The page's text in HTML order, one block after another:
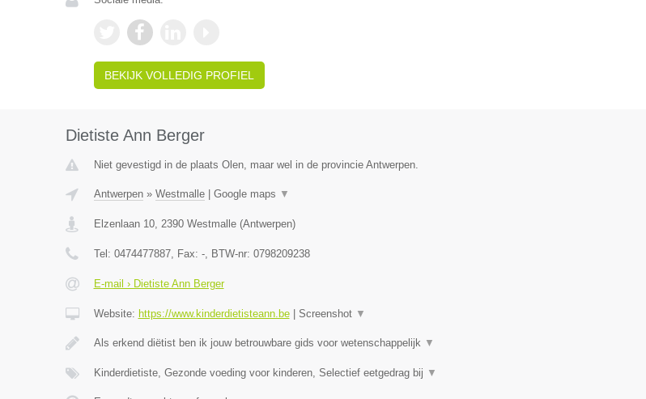
BEKIJK VOLLEDIG PROFIEL
Dietiste Ann Berger
Niet gevestigd in de plaats Olen, maar wel in de provincie Antwerpen.
Antwerpen» Westmalle| Google maps ▼
Elzenlaan 10, 2390 Westmalle(Antwerpen)
Tel: 0474477887, Fax: -, BTW-nr: 0798209238
E-mail › Dietiste Ann Berger
Website: https://www.kinderdietisteann.be| Screenshot ▼
Als erkend diëtist ben ik jouw betrouwbare gids voor wetenschappelijk ▼
Kinderdietiste, Gezonde voeding voor kinderen, Selectief eetgedrag bij ▼